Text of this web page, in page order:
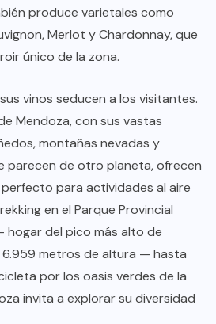
produce varietales como
Merlot y Chardonnay, que
único de la zona.
vinos seducen a los visitantes.
Mendoza, con sus vastas
montañas nevadas y
parecen de otro planeta, ofrecen
para actividades al aire
en el Parque Provincial
hogar del pico más alto de
6.959 metros de altura — hasta
por los oasis verdes de la
invita a explorar su diversidad